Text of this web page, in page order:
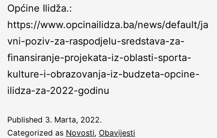
Općine Ilidža.:
https://www.opcinailidza.ba/news/default/ja
vni-poziv-za-raspodjelu-sredstava-za-
finansiranje-projekata-iz-oblasti-sporta-
kulture-i-obrazovanja-iz-budzeta-opcine-
ilidza-za-2022-godinu
Published 3. Marta, 2022.
Categorized as Novosti, Obavijesti